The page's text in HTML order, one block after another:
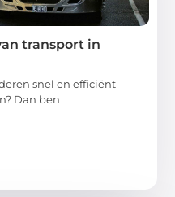
transport in
snel en efficiënt
Dan ben